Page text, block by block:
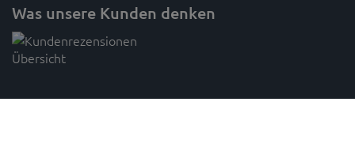
Was unsere Kunden denken